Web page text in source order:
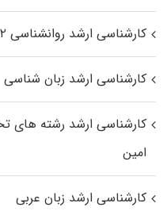
کارشناسی ارشد روانشناسی ۲
کارشناسی ارشد زبان شناسی
کارشناسی ارشد رﺷﺘﻪ ﻫﺎی
اﻣﻴﻦ
کارشناسی ارشد زبان عربی